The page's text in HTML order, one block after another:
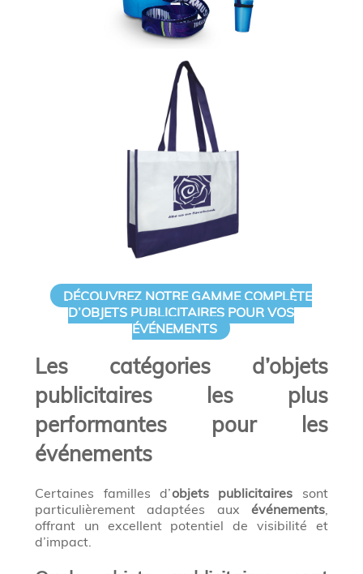
DÉCOUVREZ NOTRE GAMME COMPLÈTE
D’OBJETS PUBLICITAIRES POUR VOS
ÉVÉNEMENTS
Les catégories d’objets
publicitaires les plus
performantes pour les
événements
Certaines familles d’objets publicitaires sont
particulièrement adaptées auxévénements,
offrant un excellent potentiel de visibilité et
d’impact.